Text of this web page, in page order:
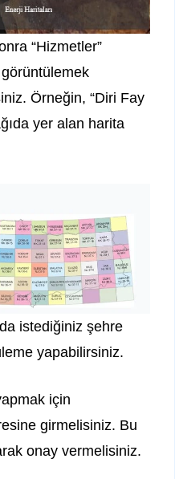
“Hizmetler”
görüntülemek
Örneğin, “Diri Fay
yer alan harita
istediğiniz şehre
yapabilirsiniz.
için
girmelisiniz. Bu
onay vermelisiniz.